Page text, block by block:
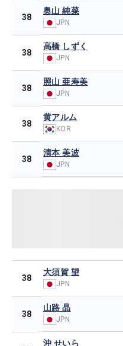
38
奥山 純菜
JPN
38
高橋 しずく
JPN
38
照山 亜寿美
JPN
38
黄アルム
KOR
38
清本 美波
JPN
38
大須賀 望
JPN
38
山路 晶
JPN
沖 せいら